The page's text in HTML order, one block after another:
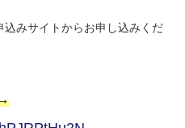
込みサイトからお申し込みくだ